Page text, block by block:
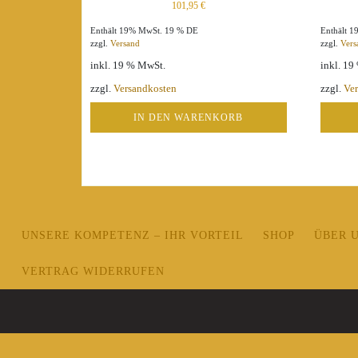
101,95 €
Enthält 19% MwSt. 19 % DE
zzgl. Versand
inkl. 19 % MwSt.
zzgl. Versandkosten
IN DEN WARENKORB
Enthält
zzgl.
inkl. 19
zzgl.
UNSERE KOMPETENZ – IHR VORTEIL SHOP ÜBER
VERTRAG WIDERRUFEN